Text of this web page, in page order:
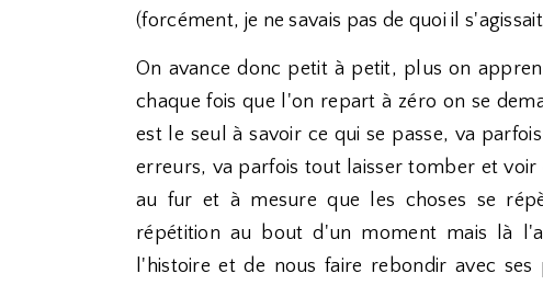
(forcément, je ne savais pas de quoi il
On avance donc petit à petit, plus on
chaque fois que l'on repart à zéro on se
est le seul à savoir ce qui se passe, va
erreurs, va parfois tout laisser tomber et voir
au fur et à mesure que les choses se
répétition au bout d'un moment mais là
l'histoire et de nous faire rebondir avec